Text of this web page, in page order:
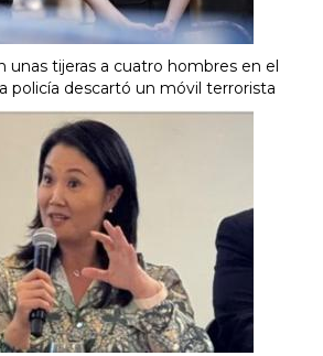
unas tijeras a cuatro hombres en el
policía descartó un móvil terrorista